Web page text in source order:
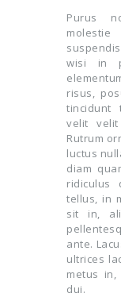
Purus
wisi in
risus,
tincidunt
velit
Rutrum
luctus
diam
ridiculus
tellus, in
sit in,
ante.
ultrices
metus
dui.